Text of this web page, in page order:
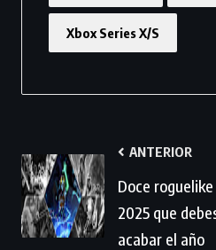
Xbox Series X/S
ANTERIOR
Doce
2025 que
acabar el año